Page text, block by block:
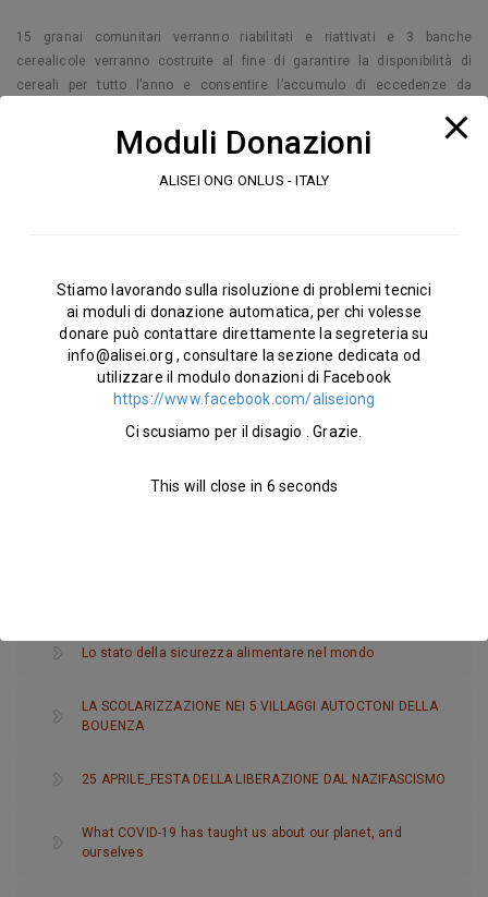
15 granai comunitari verranno riabilitati e riattivati e 3 banche
cerealicole verranno costruite al fine di garantire la disponibilità di
cereali per tutto l’anno e consentire l’accumulo di eccedenze da
Saranno rafforzate le capacità tecniche, organizzative e materiali dei
coltivatori cui saranno distribuiti strumenti e attrezzature agricole e
commerciali.
Le attività di formazione, che interesseranno circa 600 persone, si
terranno per tutta la durata del progetto sui temi della produzione e della
conservazione degli ortaggi, sulle tecniche di irrigazione, sulla gestione
amministrativa degli appezzamenti.
Lo stato della sicurezza alimentare nel mondo
LA SCOLARIZZAZIONE NEI 5 VILLAGGI AUTOCTONI DELLA
BOUENZA
25 APRILE_FESTA DELLA LIBERAZIONE DAL NAZIFASCISMO
What COVID-19 has taught us about our planet, and
ourselves
Moduli Donazioni
ALISEI ONG ONLUS - ITALY
Stiamo lavorando sulla risoluzione di problemi tecnici
ai moduli di donazione automatica, per chi volesse
donare può contattare direttamente la segreteria su
info@alisei.org , consultare la sezione dedicata od
utilizzare il modulo donazioni di Facebook
https://www.facebook.com/aliseiong
Ci scusiamo per il disagio . Grazie.
This will close in 5 seconds